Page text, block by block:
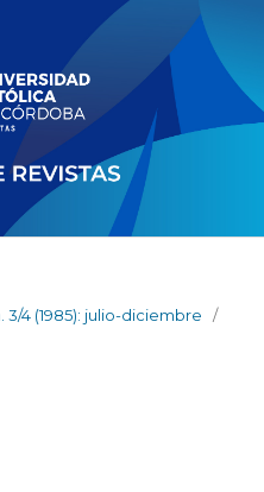
3/4 (1985): julio-diciembre
/